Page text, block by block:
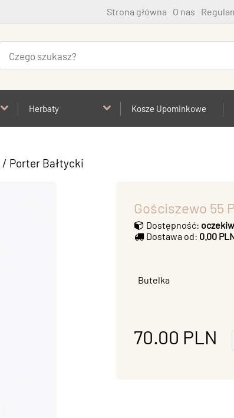
Strona główna O nas
Herbaty Kosze Upominkowe
/ Porter Bałtycki
Gościszewo 55
Dostępność:
Dostawa od: 0.00
Butelka
70.00 PLN